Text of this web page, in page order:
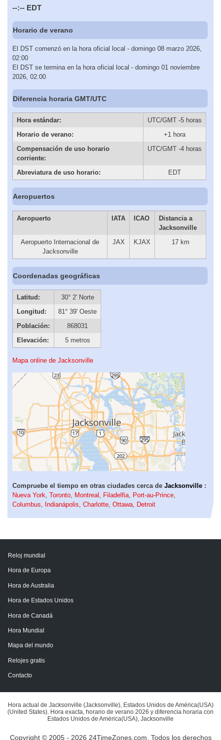
--:-- EDT
Horario de verano
El DST comenzó en la hora oficial local - domingo 08 marzo 2026,
02:00
El DST se termina en la hora oficial local - domingo 01 noviembre
2026, 02:00
Diferencia horaria GMT/UTC
Hora estándar:
UTC/GMT -5 horas
Horario de verano:
+1 hora
Compensación de uso horario
corriente:
UTC/GMT -4 horas
Abreviatura de uso horario: EDT
Aeropuertos
Aeropuerto IATA ICAO
Distancia a
Jacksonville
Aeropuerto Internacional de
Jacksonville
JAX KJAX 17 km
Coordenadas geográficas
Latitud:
30° 2' Norte
Longitud:
81° 39' Oeste
Población:
868031
Elevación:
5 metros
Mapa online de Jacksonville
Compruebe el tiempo en otras ciudades cerca de Jacksonville :
Nueva York, Toronto, Montreal , Filadelfia, Port-au-Prince,
Columbus, Indianápolis, Charlotte, Ottawa, Detroit
Reloj mundial
Hora de Europa
Hora de Australia
Hora de Estados Unidos
Hora de Canadá
Hora Mundial
Mapa del mundo
Relojes gratis
Contacto
Hora actual de Jacksonville (Jacksonville), Estados Unidos de América(USA)
(United States). Hora exacta, horario de verano 2026 y diferencia horaria con
Estados Unidos de América(USA), Jacksonville
Copyright © 2005 - 2026 24TimeZones.com. Todos los derechos